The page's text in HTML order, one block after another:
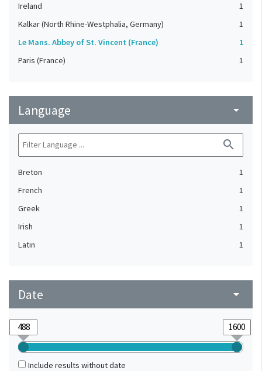
Ireland
1
Kalkar (North Rhine-Westphalia, Germany)
1
Le Mans. Abbey of St. Vincent (France)
1
Paris (France)
1
Language arrow_drop_down
search
Breton
1
French
1
Greek
1
Irish
1
Latin
1
Date arrow_drop_down
Include results without date